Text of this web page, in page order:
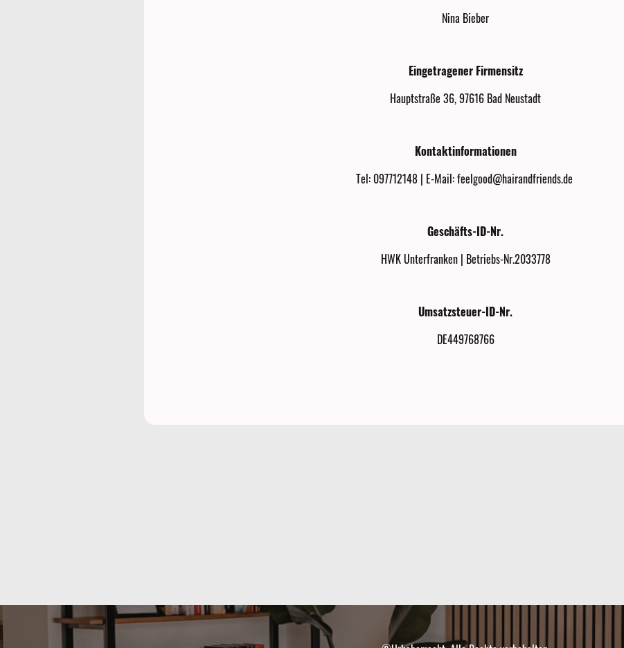
Nina Bieber
Eingetragener Firmensitz
Hauptstraße 36, 97616 Bad Neustadt
Kontaktinformationen
Tel: 097712148 | E-Mail: feelgood@hairandfriends.de
Geschäfts-ID-Nr.
HWK Unterfranken | Betriebs-Nr.2033778
Umsatzsteuer-ID-Nr.
DE449768766